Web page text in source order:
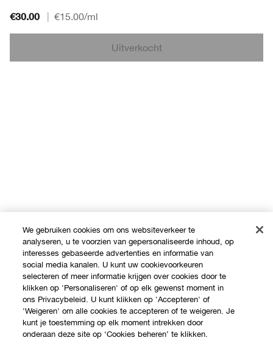
€30.00 €15.00/ml
Uitverkocht
We gebruiken cookies om ons websiteverkeer te
analyseren, u te voorzien van gepersonaliseerde inhoud, op
interesses gebaseerde advertenties en informatie van
social media kanalen. U kunt uw cookievoorkeuren
selecteren of meer informatie krijgen over cookies door te
klikken op 'Personaliseren' of op elk gewenst moment in
ons Privacybeleid. U kunt klikken op 'Accepteren' of
'Weigeren' om alle cookies te accepteren of te weigeren. Je
kunt je toestemming op elk moment intrekken door
onderaan deze site op ‘Cookies beheren’ te klikken.